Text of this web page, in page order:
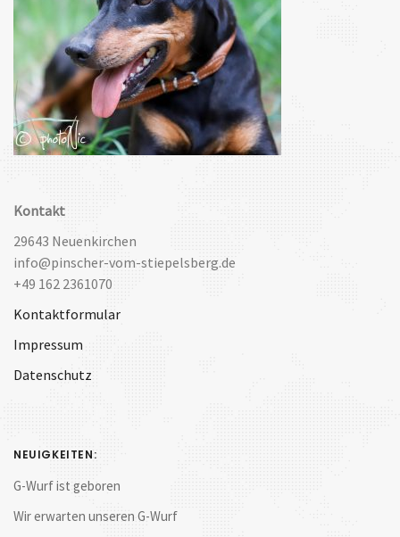
Kontakt
29643 Neuenkirchen
info@pinscher-vom-stiepelsberg.de
+49 162 2361070
Kontaktformular
Impressum
Datenschutz
NEUIGKEITEN:
G-Wurf ist geboren
Wir erwarten unseren G-Wurf